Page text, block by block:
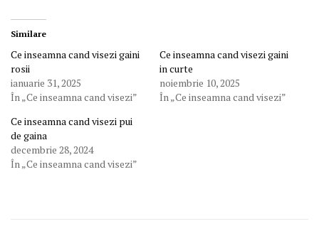
Similare
Ce inseamna cand visezi gaini
rosii
ianuarie 31, 2025
În „Ce inseamna cand visezi”
Ce inseamna cand visezi gaini
in curte
noiembrie 10, 2025
În „Ce inseamna cand visezi”
Ce inseamna cand visezi pui
de gaina
decembrie 28, 2024
În „Ce inseamna cand visezi”